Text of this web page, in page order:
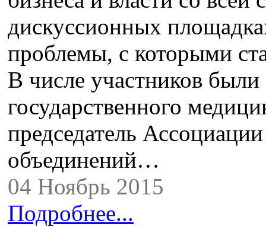
дискуссионных
проблемы, с которыми
В числе участников
государственного
председатель
объединений…
04 Ноябрь 2015
Подробнее...